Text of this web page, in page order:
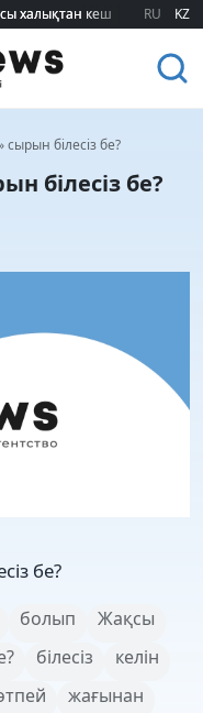
халықтан кешірім сұрады
халықтан кешірім сұрады
RU KZ
білесіз бе?
білесіз бе?
бе?
болып
Жақсы
білесіз
келін
жағынан